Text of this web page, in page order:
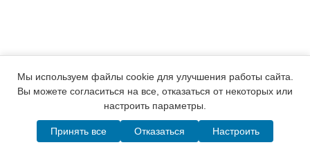
Написать в MAX Telegram WhatsApp Позвонить
Мы используем файлы cookie для улучшения работы сайта.
Вы можете согласиться на все, отказаться от некоторых или
настроить параметры.
Принять все Отказаться Настроить